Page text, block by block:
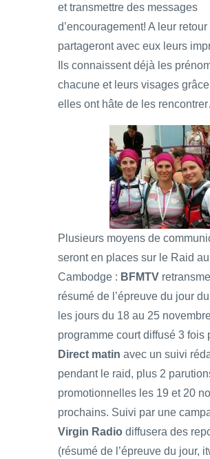
et transmettre des messages
d’encouragement! A leur
partageront avec eux leurs
Ils connaissent déjà les
chacune et leurs visages
elles ont hâte de les
Plusieurs moyens de
seront en places sur le Raid au
Cambodge : BFMTV
résumé de l’épreuve du jour
les jours du 18 au 25
programme court diffusé 3 fois
Direct matin avec un suivi
pendant le raid, plus 2
promotionnelles les 19 et 20
prochains. Suivi par une
Virgin Radio diffusera des
(résumé de l’épreuve du jour,